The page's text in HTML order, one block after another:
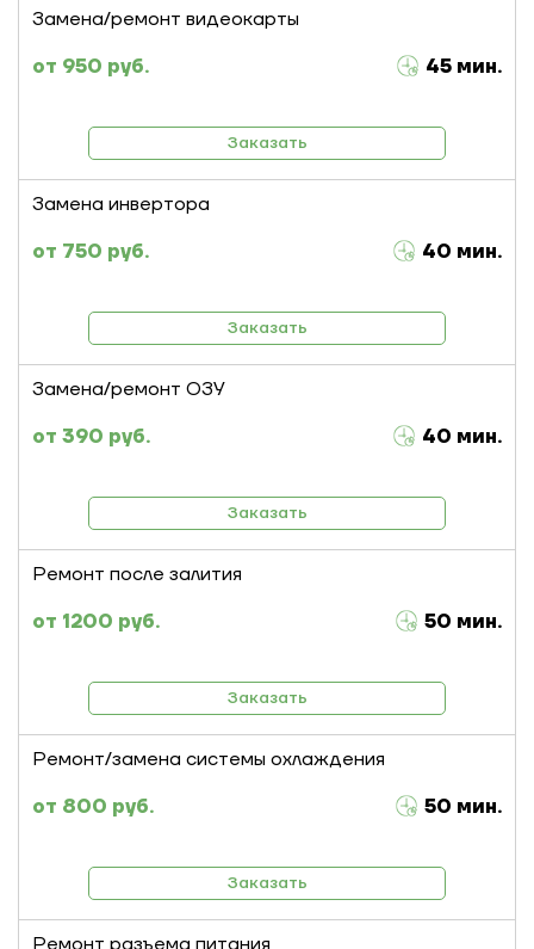
Замена/ремонт видеокарты
950 руб.
45 мин.
Заказать
Замена инвертора
750 руб.
40 мин.
Заказать
Замена/ремонт ОЗУ
390 руб.
40 мин.
Заказать
Ремонт после залития
1200 руб.
50 мин.
Заказать
Ремонт/замена системы охлаждения
800 руб.
50 мин.
Заказать
Ремонт разъема питания